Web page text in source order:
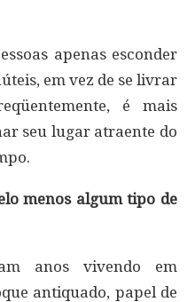
apenas esconder
em vez de se livrar
é mais
seu lugar atraente do
menos algum tipo de
anos vivendo em
antiquado, papel de